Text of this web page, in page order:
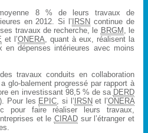
8 % de leurs travaux de
en 2012. Si l’ IRSN continue de
travaux de recherche, le BRGM
, le
et l’ONERA , quant à eux, réalisent la
en dépenses intérieures avec moins
travaux conduits en collaboration
glo-balement progressé par rapport à
en investissant 98,5 % de sa DERD
). Pour les EPIC , si l’ IRSN et l’ONERA
pour faire réaliser leurs travaux,
et le CIRADsur l’étranger et